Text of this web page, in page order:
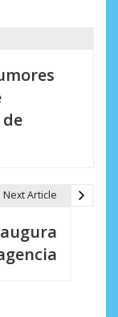
Next Article